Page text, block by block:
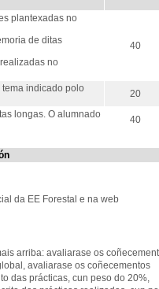
plantexadas no
de ditas
no
40
indicado polo
20
longas. O alumnado
40
da EE Forestal e na web
arriba: avaliarase os
avaliarase os coñecementos
das prácticas, cun peso do 20%,